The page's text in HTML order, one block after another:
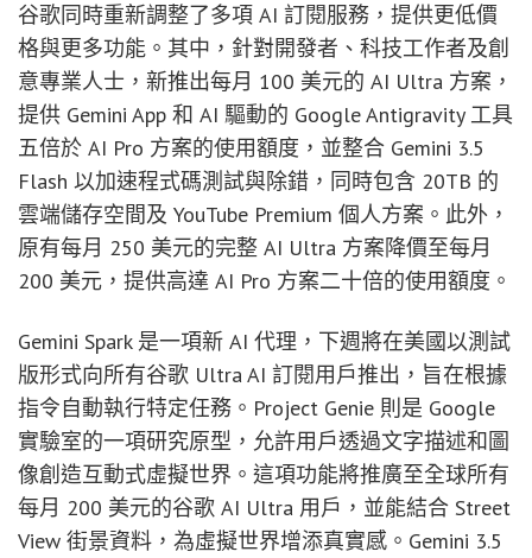
谷歌同時重新調整了多項 AI 訂閱服務，提供更低價
格與更多功能。其中，針對開發者、科技工作者及創
意專業人士，新推出每月 100 美元的 AI Ultra 方案，
提供 Gemini App 和 AI 驅動的 Google Antigravity 工具
五倍於 AI Pro 方案的使用額度，並整合 Gemini 3.5
Flash 以加速程式碼測試與除錯，同時包含 20TB 的
雲端儲存空間及 YouTube Premium 個人方案。此外，
原有每月 250 美元的完整 AI Ultra 方案降價至每月
200 美元，提供高達 AI Pro 方案二十倍的使用額度。
Gemini Spark 是一項新 AI 代理，下週將在美國以測試
版形式向所有谷歌 Ultra AI 訂閱用戶推出，旨在根據
指令自動執行特定任務。Project Genie 則是 Google
實驗室的一項研究原型，允許用戶透過文字描述和圖
像創造互動式虛擬世界。這項功能將推廣至全球所有
每月 200 美元的谷歌 AI Ultra 用戶，並能結合 Street
View 街景資料，為虛擬世界增添真實感。Gemini 3.5